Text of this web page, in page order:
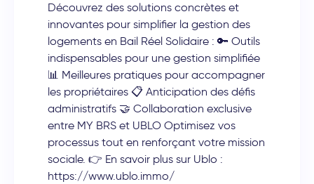
Découvrez des solutions concrètes et
innovantes pour simplifier la gestion des
logements en Bail Réel Solidaire : 🔑 Outils
indispensables pour une gestion simplifiée
📊 Meilleures pratiques pour accompagner
les propriétaires 📋 Anticipation des défis
administratifs 🤝 Collaboration exclusive
entre MY BRS et UBLO Optimisez vos
processus tout en renforçant votre mission
sociale. 👉 En savoir plus sur Ublo :
https://www.ublo.immo/